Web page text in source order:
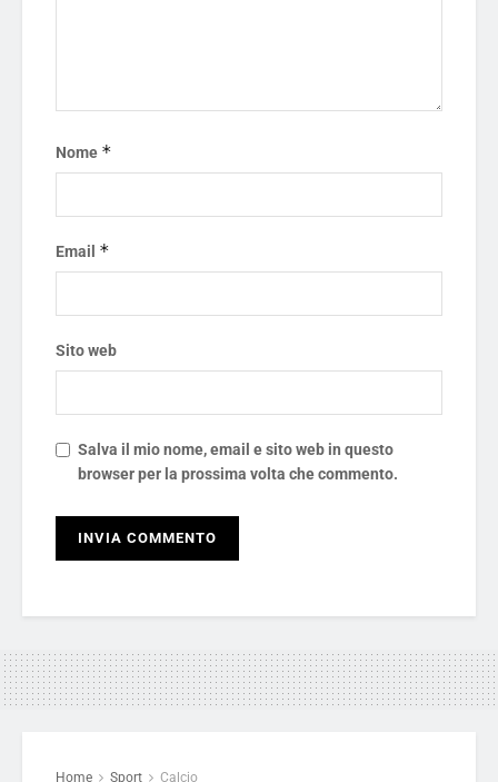
Nome *
Email *
Sito web
Salva il mio nome, email e sito web in questo
browser per la prossima volta che commento.
Home Sport Calcio